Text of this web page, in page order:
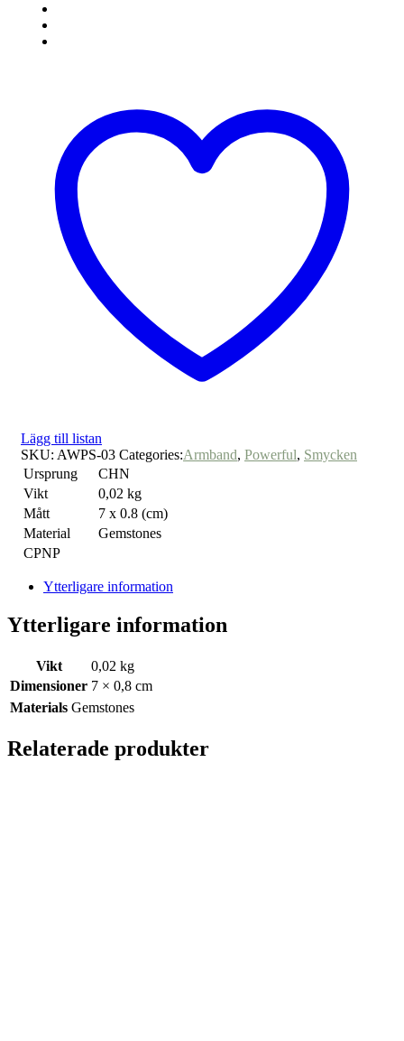
Lägg till listan
SKU: AWPS-03 Categories:Armband, Powerful, Smycken
Ursprung
CHN
Vikt
0,02 kg
Mått
7 x 0.8 (cm)
Material
Gemstones
CPNP
Ytterligare information
Ytterligare information
Vikt
0,02 kg
Dimensioner 7 × 0,8 cm
Materials Gemstones
Relaterade produkter